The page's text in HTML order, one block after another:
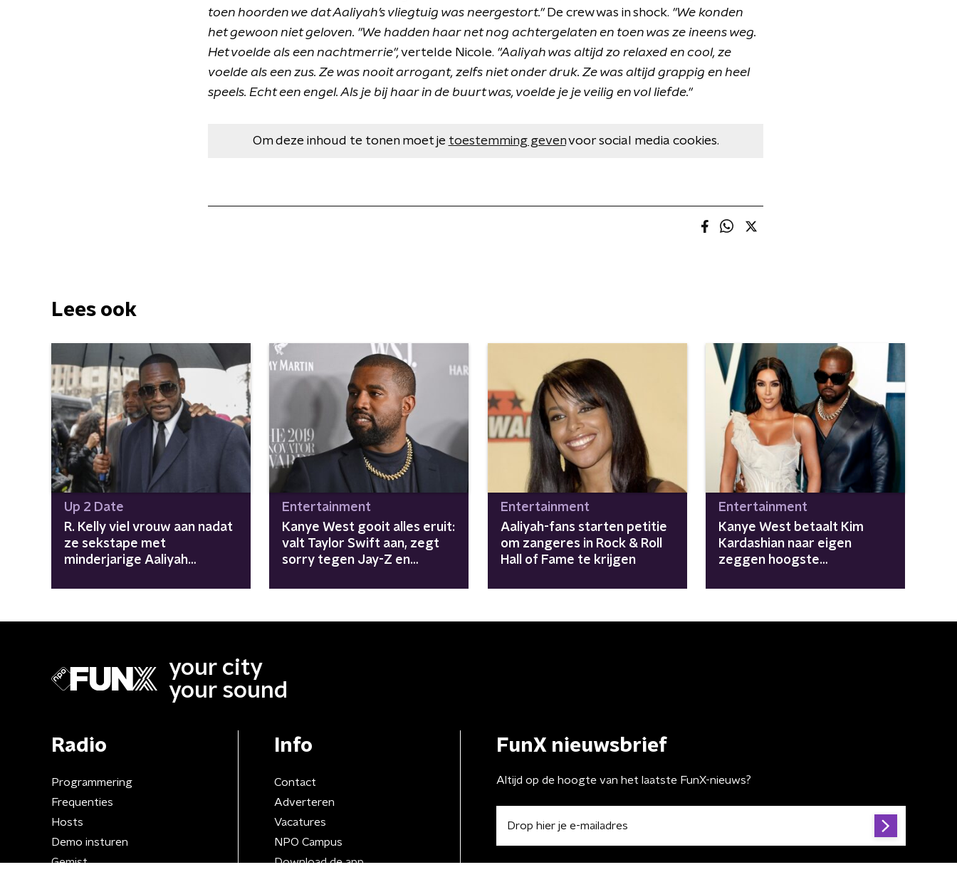
toen hoorden we dat Aaliyah’s vliegtuig was neergestort."De crew was in shock. "We konden
het gewoon niet geloven. "We hadden haar net nog achtergelaten en toen was ze ineens weg.
Het voelde als een nachtmerrie",vertelde Nicole. "Aaliyah was altijd zo relaxed en cool, ze
voelde als een zus. Ze was nooit arrogant, zelfs niet onder druk. Ze was altijd grappig en heel
speels. Echt een engel. Als je bij haar in de buurt was, voelde je je veilig en vol liefde."
Om deze inhoud te tonen moet je toestemming gevenvoor social media cookies.
Lees ook
Up 2 Date
R. Kelly viel vrouw aan nadat
ze sekstape met
minderjarige Aaliyah
Entertainment
Kanye West gooit alles eruit:
valt Taylor Swift aan, zegt
sorry tegen Jay-Z en
Entertainment
Aaliyah-fans starten petitie
om zangeres in Rock & Roll
Hall of Fame te krijgen
Entertainment
Kanye West betaalt Kim
Kardashian naar eigen
zeggen hoogste
your city
your sound
Radio
Programmering
Frequenties
Hosts
Demo insturen
Gemist
Info
Contact
Adverteren
Vacatures
NPO Campus
Download de app
FunX nieuwsbrief
Altijd op de hoogte van het laatste FunX-nieuws?